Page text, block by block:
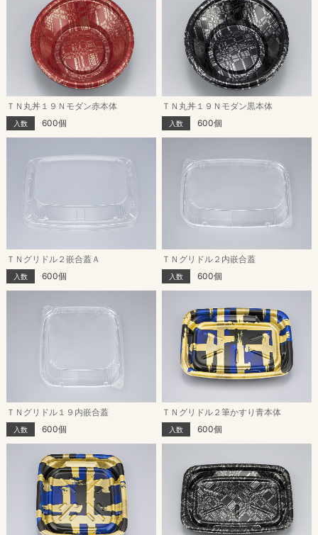
ＴＮ丸丼１９Ｎモダン赤本体
入数 600個
ＴＮ丸丼１９Ｎモダン黒本体
入数 600個
ＴＮグリドル２嵌合蓋Ａ
入数 600個
ＴＮグリドル２内嵌合蓋
入数 600個
ＴＮグリドル１９内嵌合蓋
入数 600個
ＴＮグリドル２筆かすり青本体
入数 600個